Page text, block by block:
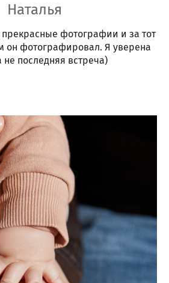
Наталья
прекрасные фотографии и за тот
он фотографировал. Я уверена
не последняя встреча)